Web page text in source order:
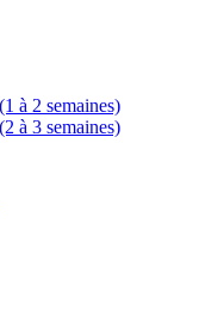
à 2 semaines)
à 3 semaines)